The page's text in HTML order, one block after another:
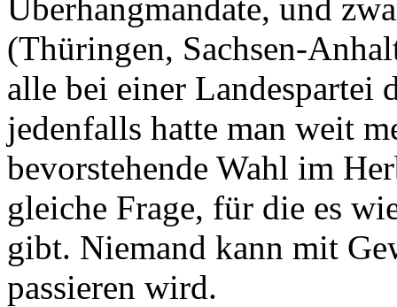
Überhangmandate, und
(Thüringen, Sachsen-
alle bei einer Landespartei
jedenfalls hatte man weit
bevorstehende Wahl im
gleiche Frage, für die es
gibt. Niemand kann mit
passieren wird.